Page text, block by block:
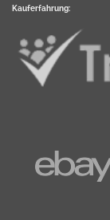
Kauferfahrung: